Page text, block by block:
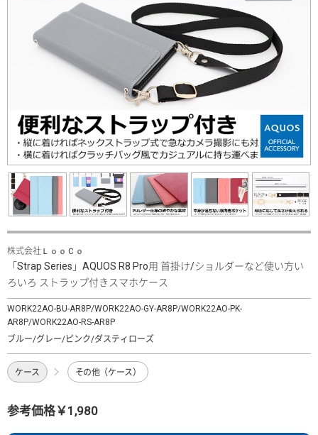
株式会社ＬｏｏＣｏ
「Strap Series」AQUOS R8 Pro用 首掛け/ショルダーなど使い方い
ろいろ ストラップ付きスマホケース
WORK22AO-BU-AR8P/WORK22AO-GY-AR8P/WORK22AO-PK-
AR8P/WORK22AO-RS-AR8P
ブルー/グレー/ピンク/ダスティローズ
ケース その他（ケース）
参考価格￥1,980